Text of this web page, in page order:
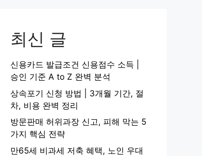
최신 글
신용카드 발급조건 신용점수 소득 |
승인 기준 A to Z 완벽 분석
상속포기 신청 방법 | 3개월 기간, 절
차, 비용 완벽 정리
방문판매 허위과장 신고, 피해 막는 5
가지 핵심 전략
만65세 비과세 저축 혜택, 노인 우대